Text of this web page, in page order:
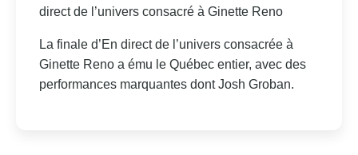
direct de l’univers consacré à Ginette Reno
La finale d’En direct de l’univers consacrée à
Ginette Reno a ému le Québec entier, avec des
performances marquantes dont Josh Groban.